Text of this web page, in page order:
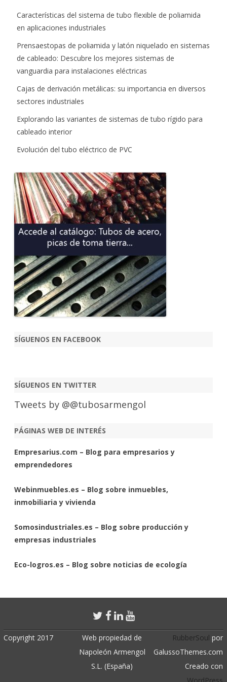
Características del sistema de tubo flexible de poliamida
en aplicaciones industriales
Prensaestopas de poliamida y latón niquelado en sistemas
de cableado: Descubre los mejores sistemas de
vanguardia para instalaciones eléctricas
Cajas de derivación metálicas: su importancia en diversos
sectores industriales
Explorando las variantes de sistemas de tubo rígido para
cableado interior
Evolución del tubo eléctrico de PVC
SÍGUENOS EN FACEBOOK
SÍGUENOS EN TWITTER
Tweets by @@tubosarmengol
PÁGINAS WEB DE INTERÉS
Empresarius.com – Blog para empresarios y
emprendedores
Webinmuebles.es – Blog sobre inmuebles,
inmobiliaria y vivienda
Somosindustriales.es – Blog sobre producción y
empresas industriales
Eco-logros.es – Blog sobre noticias de ecología
Copyright 2017
Web propiedad de
Napoleón Armengol
S.L. (España)
RubberSoul por
GalussoThemes.com
Creado con